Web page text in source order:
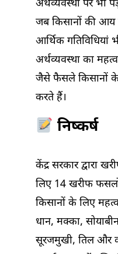
अर्थव्यवस्था पर भी
जब किसानों की आय
आर्थिक गतिविधियां
अर्थव्यवस्था का
जैसे फैसले किसानों
करते हैं।
निष्कर्ष
केंद्र सरकार द्वारा
लिए 14 खरीफ
किसानों के लिए
धान, मक्का,
सूरजमुखी, तिल और